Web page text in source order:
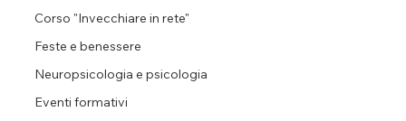
Corso "Invecchiare in rete"
Feste e benessere
Neuropsicologia e psicologia
Eventi formativi